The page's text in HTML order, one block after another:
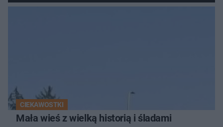
Świętokrzyskich
CIEKAWOSTKI
Mała wieś z wielką historią i śladami